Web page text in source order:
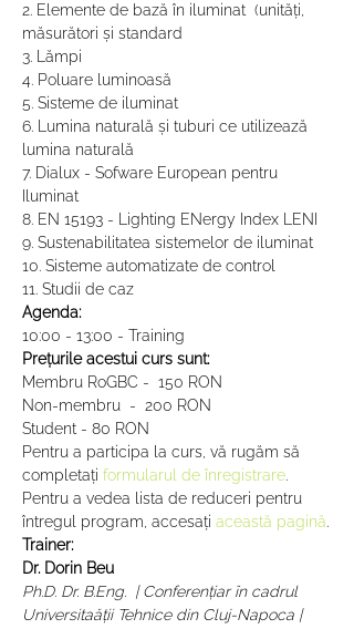
2. Elemente de bază în iluminat  (unități,
măsurători și standard
3. Lămpi
4. Poluare luminoasă
5. Sisteme de iluminat
6. Lumina naturală și tuburi ce utilizează
lumina naturală
7. Dialux - Sofware European pentru
Iluminat
8. EN 15193 - Lighting ENergy Index LENI
9. Sustenabilitatea sistemelor de iluminat
10. Sisteme automatizate de control
11. Studii de caz
Agenda:
10:00 - 13:00 - Training
Prețurile acestui curs sunt:
Membru RoGBC -  150 RON
Non-membru  -  200 RON
Student - 80 RON
Pentru a participa la curs, vă rugăm să
completați formularul de înregistrare.
Pentru a vedea lista de reduceri pentru
întregul program, accesați această pagină.
Trainer:
Dr. Dorin Beu
Ph.D. Dr. B.Eng.  | Conferențiar în cadrul
Universitaății Tehnice din Cluj-Napoca |